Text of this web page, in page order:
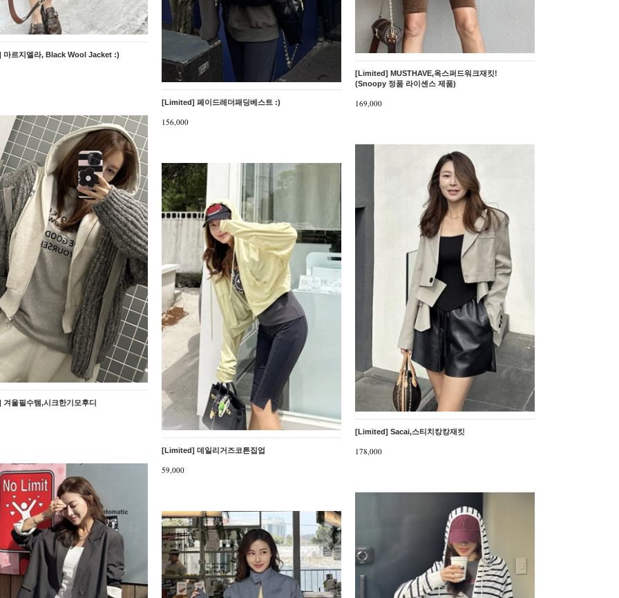
르지엘라, Black Wool Jacket :)
[Limited] MUSTHAVE,옥스퍼드워크재킷!
(Snoopy 정품 라이센스 제품)
169,000
[Limited] 페이드레더패딩베스트 :)
156,000
울필수템,시크한기모후디
[Limited] Sacai,스티치캉캉재킷
178,000
[Limited] 데일리거즈코튼집업
59,000